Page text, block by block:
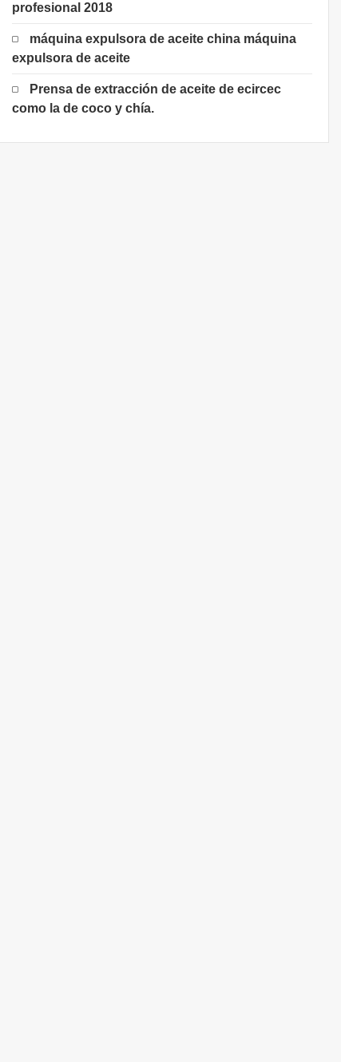
profesional 2018
máquina expulsora de aceite china máquina
expulsora de aceite
Prensa de extracción de aceite de ecircec
como la de coco y chía.